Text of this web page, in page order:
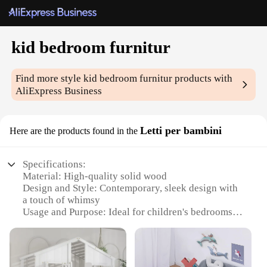
kid bedroom furnitur
Find more stylekid bedroom furnitur products with
AliExpress Business
Here are the products found in the Letti per bambini
Specifications:
Material: High-quality solid wood
Design and Style: Contemporary, sleek design with
a touch of whimsy
Usage and Purpose: Ideal for children's bedrooms,
Performance and Property: Durable and sturdy,
withstands the rigors of playful children
Parts and Accessories: Comes with a complete set,